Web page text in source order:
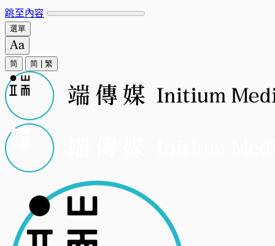
跳至內容
選單
简 简 繁